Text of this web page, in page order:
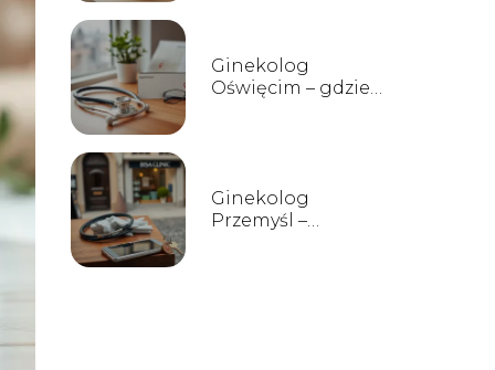
Ginekolog
Oświęcim – gdzie
Ginekolog
Przemyśl –